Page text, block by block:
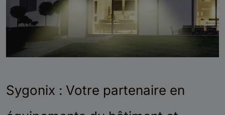
Sygonix : Votre partenaire en